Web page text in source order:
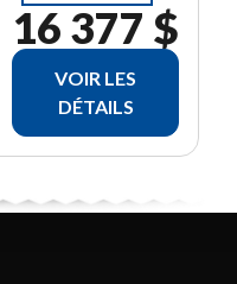
16 377 $
VOIR LES
DÉTAILS